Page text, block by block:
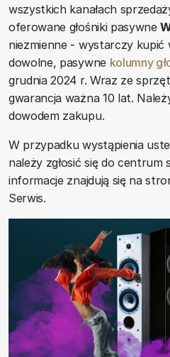
wszystkich kanałach
oferowane głośniki pasywne
niezmienne - wystarczy kupić
dowolne, pasywne kolumny
grudnia 2024 r. Wraz ze
gwarancja ważna 10 lat.
dowodem zakupu.
W przypadku wystąpienia
należy zgłosić się do centrum
informacje znajdują się na
Serwis.